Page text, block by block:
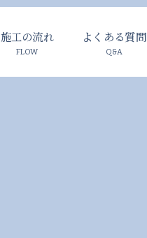
施工の流れ よくある質問